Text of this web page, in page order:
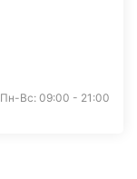
Пн-Вс: 09:00 - 21:00